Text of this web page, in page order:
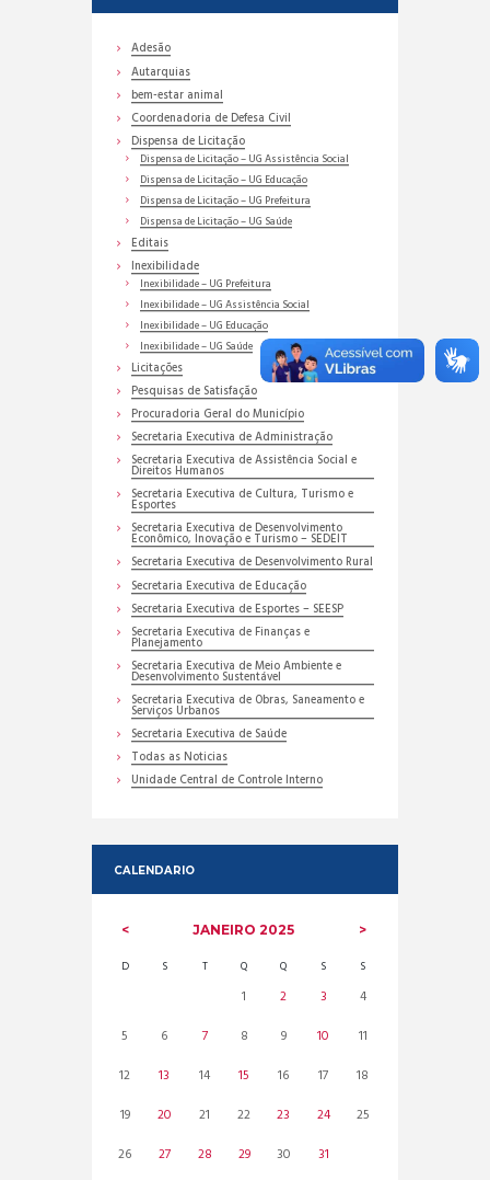
Adesão
Autarquias
bem-estar animal
Coordenadoria de Defesa Civil
Dispensa de Licitação
Dispensa de Licitação – UG Assistência Social
Dispensa de Licitação – UG Educação
Dispensa de Licitação – UG Prefeitura
Dispensa de Licitação – UG Saúde
Editais
Inexibilidade
Inexibilidade – UG Prefeitura
Inexibilidade – UG Assistência Social
Inexibilidade – UG Educação
Inexibilidade – UG Saúde
Licitações
Pesquisas de Satisfação
Procuradoria Geral do Município
Secretaria Executiva de Administração
Secretaria Executiva de Assistência Social e
Direitos Humanos
Secretaria Executiva de Cultura, Turismo e
Esportes
Secretaria Executiva de Desenvolvimento
Econômico, Inovação e Turismo – SEDEIT
Secretaria Executiva de Desenvolvimento Rural
Secretaria Executiva de Educação
Secretaria Executiva de Esportes – SEESP
Secretaria Executiva de Finanças e
Planejamento
Secretaria Executiva de Meio Ambiente e
Desenvolvimento Sustentável
Secretaria Executiva de Obras, Saneamento e
Serviços Urbanos
Secretaria Executiva de Saúde
Todas as Noticias
Unidade Central de Controle Interno
CALENDARIO
JANEIRO2025
D S T Q Q S S
1 2 3
4
5
6 7 8 9 10
11
12
13 14 15 16 17
18
19
20 21 22 23 24
25
26
27 28 29 30 31